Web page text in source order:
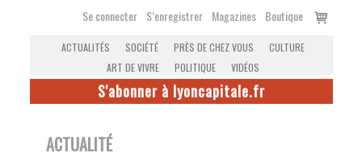
Se connecter S’enregistrer Magazines Boutique
Voir
ACTUALITÉS SOCIÉTÉ PRÈS DE CHEZ VOUS
CULTURE
ART DE VIVRE
POLITIQUE VIDÉOS
S'abonner à lyoncapitale.fr
ACTUALITÉ